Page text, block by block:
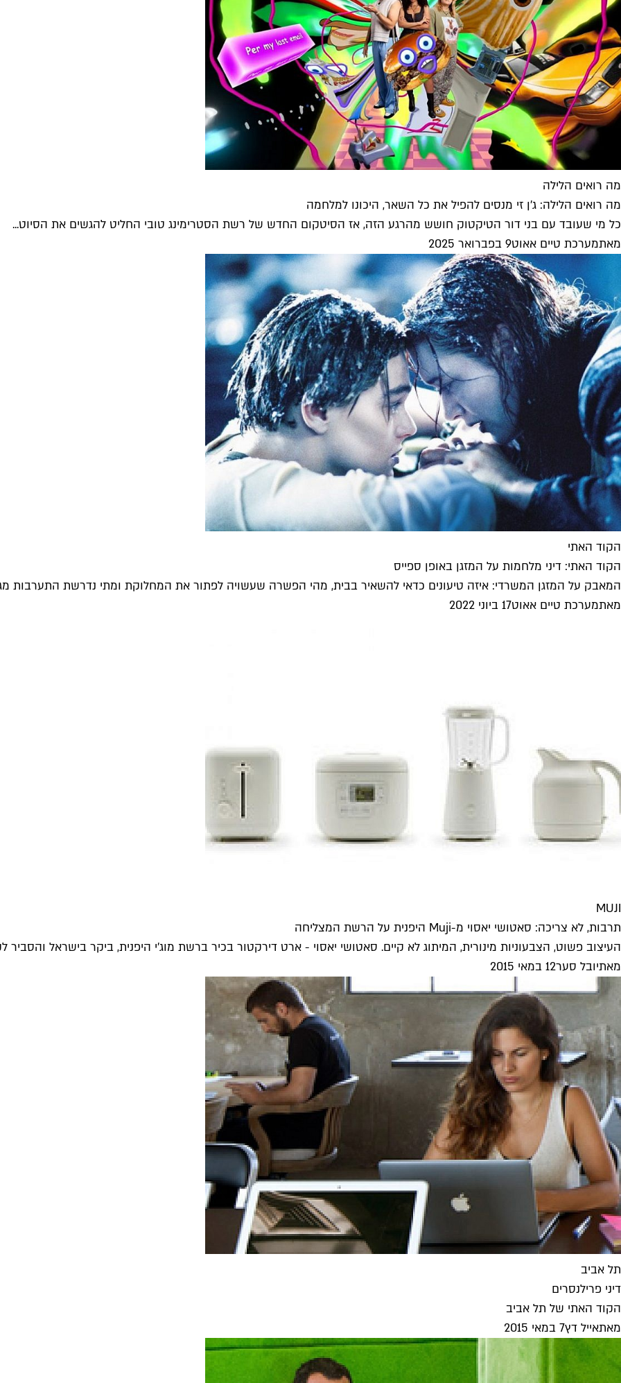
מה רואים הלילה
מה רואים הלילה: ג'ן זי מנסים להפיל את כל השאר, היכונו למלחמה
כל מי שעובד עם בני דור הטיקטוק חושש מהרגע הזה, אז הסיטקום החדש של רשת הסטרימינג טובי החליט להגשים את הסיוט...
מאתמערכת טיים אאוט9 בפברואר 2025
הקוד האתי
הקוד האתי: דיני מלחמות על המזגן באופן ספייס
המאבק על המזגן המשרדי: איזה טיעונים כדאי להשאיר בבית, מהי הפשרה שעשויה לפתור את המחלוקת ומתי נדרשת התערבות
מאתמערכת טיים אאוט17 ביוני 2022
MUJI
תרבות, לא צריכה: סאטושי יאסוי מ-Muji היפנית על הרשת המצליחה
העיצוב פשוט, הצבעוניות מינורית, המיתוג לא קיים. סאטושי יאסוי - ארט דירקטור בכיר ברשת מוג'י היפנית, ביקר בישראל והסביר
מאתיובל סער12 במאי 2015
תל אביב
דיני פרילנסרים
הקוד האתי של תל אביב
מאתאייל דץ7 במאי 2015